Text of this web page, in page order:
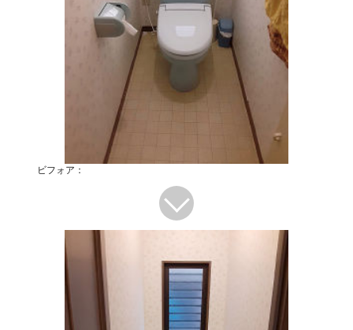
ビフォア：